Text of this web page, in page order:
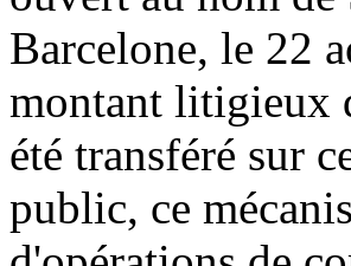
Barcelone, le 22
montant litigieux
été transféré sur
public, ce